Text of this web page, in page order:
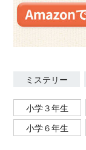
ミステリー
小学３年生
小学６年生